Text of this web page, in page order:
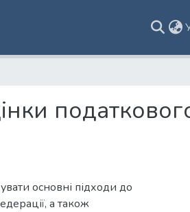
основні підходи до
а також